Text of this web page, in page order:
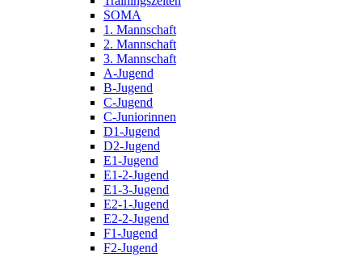
SOMA
1. Mannschaft
2. Mannschaft
3. Mannschaft
A-Jugend
B-Jugend
C-Jugend
C-Juniorinnen
D1-Jugend
D2-Jugend
E1-Jugend
E1-2-Jugend
E1-3-Jugend
E2-1-Jugend
E2-2-Jugend
F1-Jugend
F2-Jugend